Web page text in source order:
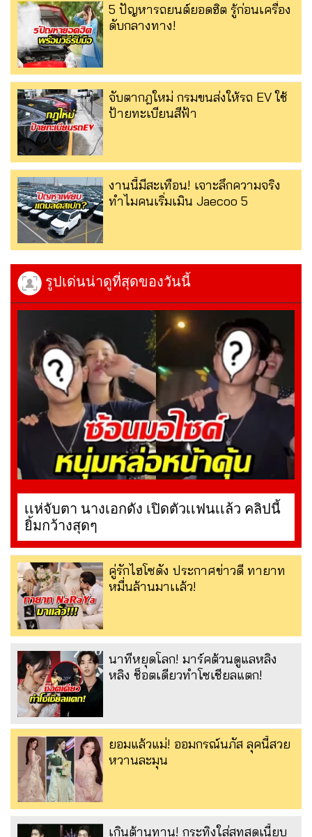
5 ปัญหารถยนต์ยอดฮิต รู้ก่อนเครื่อง
ดับกลางทาง!
จับตากฎใหม่ กรมขนส่งให้รถ EV ใช้
ป้ายทะเบียนสีฟ้า
งานนี้มีสะเทือน! เจาะลึกความจริง
ทำไมคนเริ่มเมิน Jaecoo 5
รูปเด่นน่าดูที่สุดของวันนี้
เเห่จับตา นางเอกดัง เปิดตัวเเฟนเเล้ว คลิปนี้
ยิ้มกว้างสุดๆ
คู่รักไฮโซดัง ประกาศข่าวดี ทายาท
หมื่นล้านมาเเล้ว!
นาทีหยุดโลก! มาร์คต้วนดูแลหลิง
หลิง ช็อตเดียวทำโซเชียลแตก!
ยอมแล้วแม่! ออมกรณ์นภัส ลุคนี้สวย
หวานละมุน
เกินต้านทาน! กระทิงใส่สูทสุดเนี้ยบ